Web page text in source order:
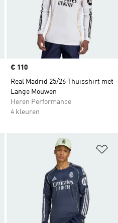
Price
€ 110
Real Madrid 25/26 Thuisshirt met
Lange Mouwen
Heren Performance
4 kleuren
Op verlanglijst zetten